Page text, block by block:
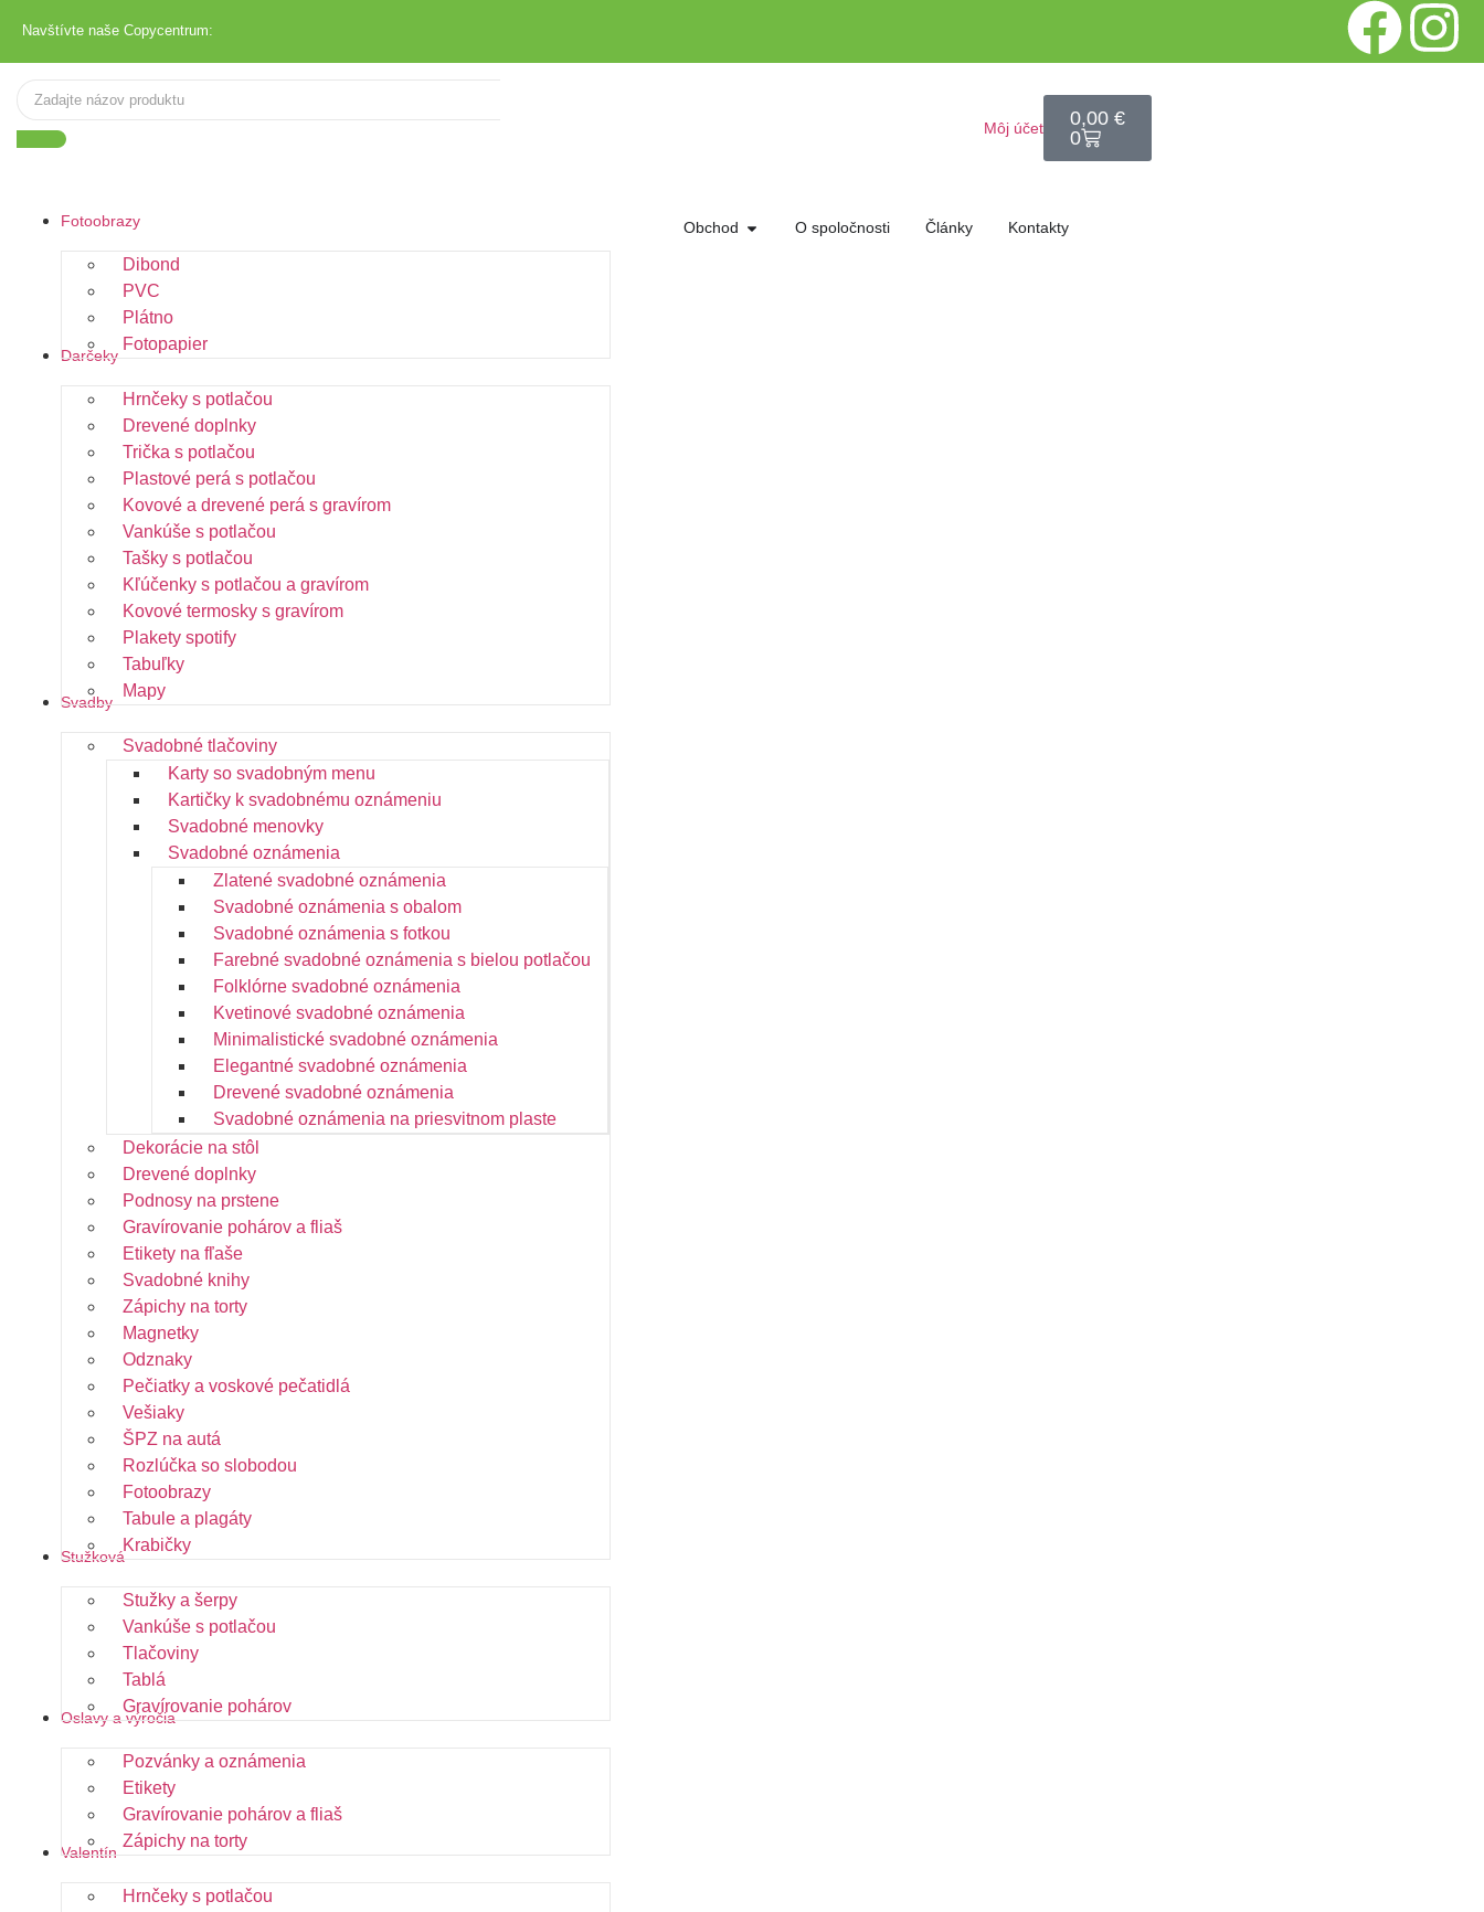
Navštívte naše Copycentrum:
Môj účet 0,00 €
0
Fotoobrazy
Dibond
PVC
Plátno
Fotopapier
Darčeky
Hrnčeky s potlačou
Drevené doplnky
Trička s potlačou
Plastové perá s potlačou
Kovové a drevené perá s gravírom
Vankúše s potlačou
Tašky s potlačou
Kľúčenky s potlačou a gravírom
Kovové termosky s gravírom
Plakety spotify
Tabuľky
Mapy
Svadby
Svadobné tlačoviny
Karty so svadobným menu
Kartičky k svadobnému oznámeniu
Svadobné menovky
Svadobné oznámenia
Zlatené svadobné oznámenia
Svadobné oznámenia s obalom
Svadobné oznámenia s fotkou
Farebné svadobné oznámenia s bielou potlačou
Folklórne svadobné oznámenia
Kvetinové svadobné oznámenia
Minimalistické svadobné oznámenia
Elegantné svadobné oznámenia
Drevené svadobné oznámenia
Svadobné oznámenia na priesvitnom plaste
Dekorácie na stôl
Drevené doplnky
Podnosy na prstene
Gravírovanie pohárov a fliaš
Etikety na fľaše
Svadobné knihy
Zápichy na torty
Magnetky
Odznaky
Pečiatky a voskové pečatidlá
Vešiaky
ŠPZ na autá
Rozlúčka so slobodou
Fotoobrazy
Tabule a plagáty
Krabičky
Stužková
Stužky a šerpy
Vankúše s potlačou
Tlačoviny
Tablá
Gravírovanie pohárov
Oslavy a výročia
Pozvánky a oznámenia
Etikety
Gravírovanie pohárov a fliaš
Zápichy na torty
Valentín
Hrnčeky s potlačou
Obchod O spoločnosti Články Kontakty